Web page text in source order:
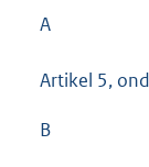
A
Artikel 5,
B